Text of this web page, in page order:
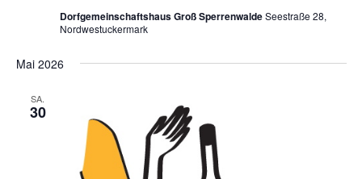
Dorfgemeinschaftshaus Groß SperrenwaldeSeestraße 28,
Nordwestuckermark
Mai 2026
SA.
30